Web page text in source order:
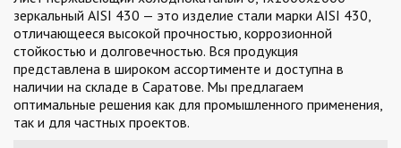
зеркальный AISI 430 — это изделие стали марки AISI 430,
отличающееся высокой прочностью, коррозионной
стойкостью и долговечностью. Вся продукция
представлена в широком ассортименте и доступна в
наличии на складе в Саратове. Мы предлагаем
оптимальные решения как для промышленного применения,
так и для частных проектов.